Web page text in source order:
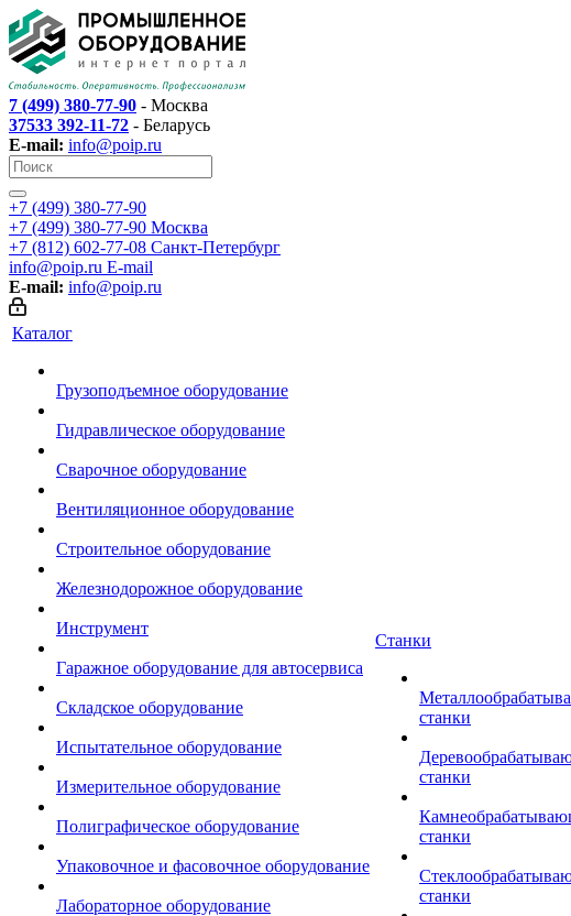
7 (499) 380-77-90 - Москва
37533 392-11-72 - Беларусь
E-mail: info@poip.ru
+7 (499) 380-77-90
+7 (499) 380-77-90 Москва
+7 (812) 602-77-08 Санкт-Петербург
info@poip.ru E-mail
E-mail: info@poip.ru
Каталог
Грузоподъемное оборудование
Гидравлическое оборудование
Сварочное оборудование
Вентиляционное оборудование
Строительное оборудование
Железнодорожное оборудование
Инструмент
Гаражное оборудование для автосервиса
Складское оборудование
Испытательное оборудование
Измерительное оборудование
Полиграфическое оборудование
Упаковочное и фасовочное оборудование
Лабораторное оборудование
Станки
станки
станки
станки
станки